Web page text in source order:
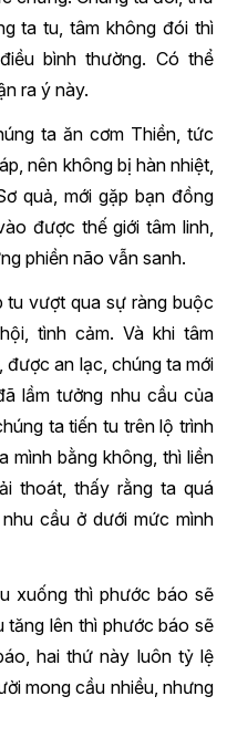
ta tu, tâm không đói thì
bình thường. Có thể
ra ý này.
ta ăn cơm Thiền, tức
nên không bị hàn nhiệt,
quả, mới gặp bạn đồng
được thế giới tâm linh,
phiền não vẫn sanh.
vượt qua sự ràng buộc
tình cảm. Và khi tâm
an lạc, chúng ta mới
lầm tưởng nhu cầu của
ta tiến tu trên lộ trình
mình bằng không, thì liền
thoát, thấy rằng ta quá
cầu ở dưới mức mình
xuống thì phước báo sẽ
tăng lên thì phước báo sẽ
hai thứ này luôn tỷ lệ
mong cầu nhiều, nhưng